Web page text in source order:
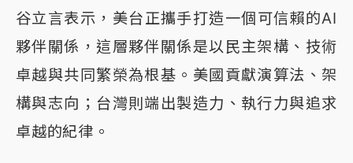
谷立言表示，美台正攜手打造一個可信賴的AI
夥伴關係，這層夥伴關係是以民主架構、技術
卓越與共同繁榮為根基。美國貢獻演算法、架
構與志向；台灣則端出製造力、執行力與追求
卓越的紀律。